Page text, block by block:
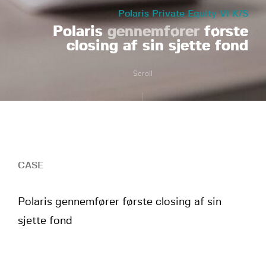
Polaris Private Equity VI K/S
Polarisgennemførerførste
closing af sin sjette fond
Scroll
CASE
Polaris gennemfører første closing af sin
sjette fond